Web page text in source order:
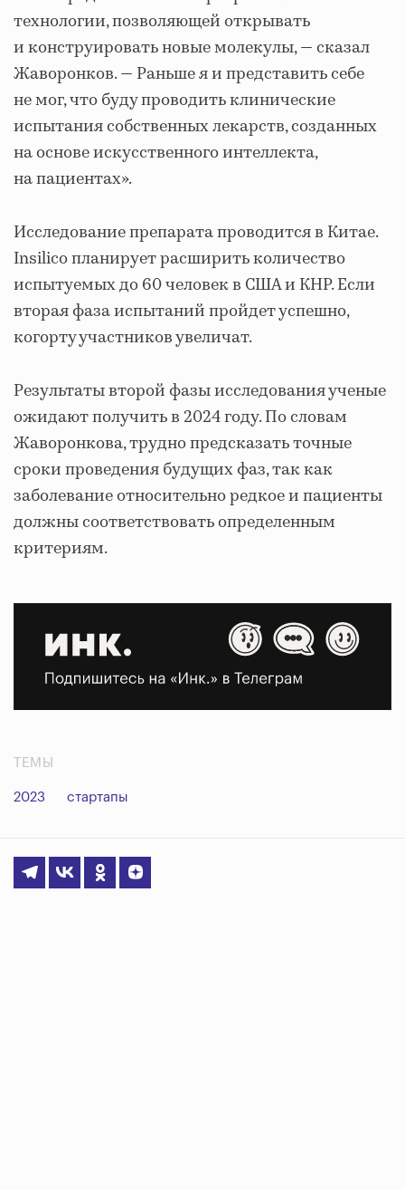
технологии, позволяющей открывать
и конструировать новые молекулы, — сказал
Жаворонков. — Раньше я и представить себе
не мог, что буду проводить клинические
испытания собственных лекарств, созданных
на основе искусственного интеллекта,
на пациентах».
Исследование препарата проводится в Китае.
Insilico планирует расширить количество
испытуемых до 60 человек в США и КНР. Если
вторая фаза испытаний пройдет успешно,
когорту участников увеличат.
Результаты второй фазы исследования ученые
ожидают получить в 2024 году. По словам
Жаворонкова, трудно предсказать точные
сроки проведения будущих фаз, так как
заболевание относительно редкое и пациенты
должны соответствовать определенным
критериям.
ТЕМЫ
2023 стартапы